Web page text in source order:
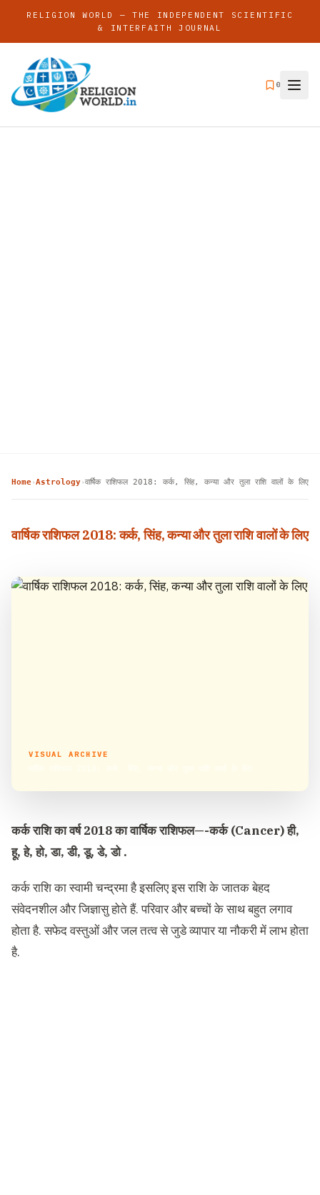
RELIGION WORLD — THE INDEPENDENT SCIENTIFIC
& INTERFAITH JOURNAL
0
Home›Astrology›वार्षिक राशिफल 2018: कर्क, सिंह, कन्या और तुला राशि वालों के लिए
वार्षिक राशिफल 2018: कर्क, सिंह, कन्या और तुला राशि वालों के लिए
VISUAL ARCHIVE
कर्क राशि का वर्ष 2018 का वार्षिक राशिफल—-कर्क (Cancer) ही,
हू, हे, हो, डा, डी, डू, डे, डो .
कर्क राशि का स्वामी चन्द्रमा है इसलिए इस राशि के जातक बेहद
संवेदनशील और जिज्ञासु होते हैं. परिवार और बच्चों के साथ बहुत लगाव
होता है. सफेद वस्तुओं और जल तत्व से जुडे व्यापार या नौकरी में लाभ होता
है.